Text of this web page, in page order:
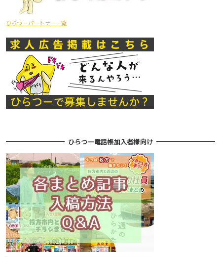
ひらつーパートナー一覧
ひらつー電話帳加入者様向け